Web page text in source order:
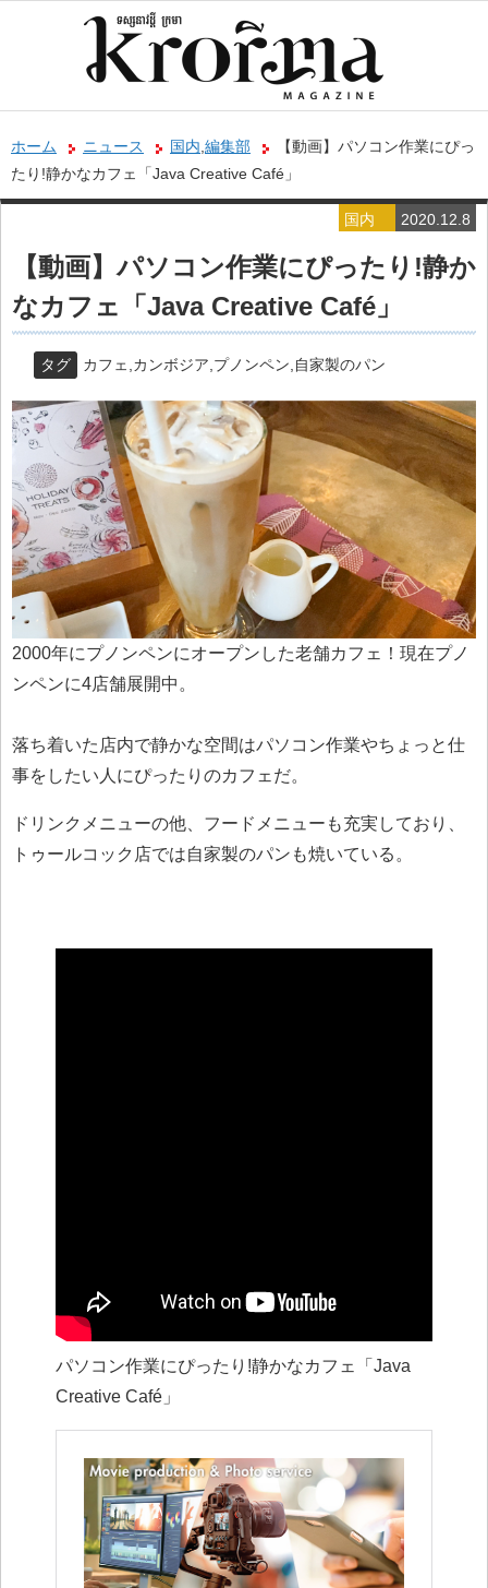
ホーム ニュース 国内 編集部
【動画】パソコン作業にぴっ
たり!静かなカフェ「Java Creative Café」
2020.12.8
国内
【動画】パソコン作業にぴったり!静か
なカフェ「Java Creative Café」
タグ カフェ カンボジア プノンペン 自家製のパン
2000年にプノンペンにオープンした老舗カフェ！現在プノ
ンペンに4店舗展開中。
落ち着いた店内で静かな空間はパソコン作業やちょっと仕
事をしたい人にぴったりのカフェだ。
ドリンクメニューの他、フードメニューも充実しており、
トゥールコック店では自家製のパンも焼いている。
パソコン作業にぴったり!静かなカフェ「Java
Creative Café」